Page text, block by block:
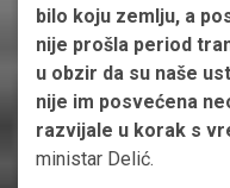
bilo koju zemlju, a
nije prošla period
u obzir da su naše
nije im posvećena
razvijale u korak s
ministar Delić.